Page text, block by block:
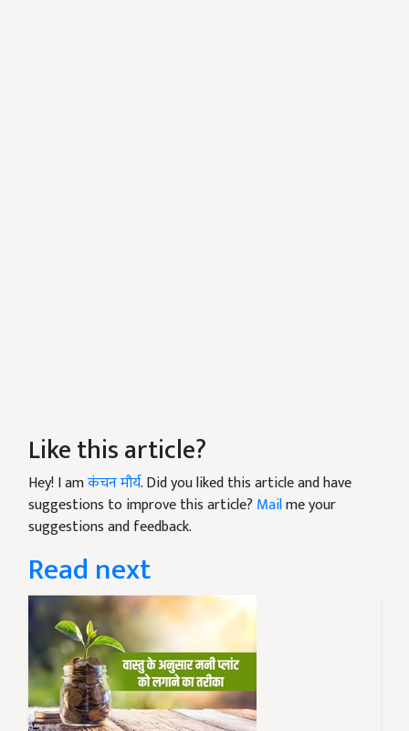
Like this article?
Hey! I amकंचन मौर्य. Did you liked this article and have
suggestions to improve this article? Mailme your
suggestions and feedback.
Read next